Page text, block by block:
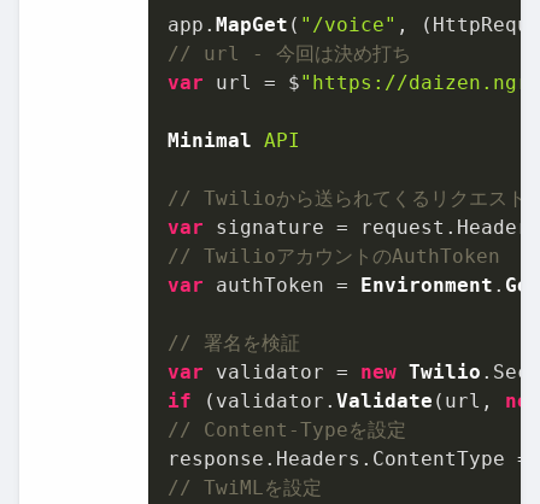
app. MapGet ( "/voice" , (
// url - 今回は決め打ち
var url = $"https://
Minimal API
// Twilioから送られてくるリクエストの
var signature = request. Headers
// TwilioアカウントのAuthToken
var authToken = Environment .
// 署名を検証
var validator = new Twilio .
if (validator. Validate (url, new
// Content-Typeを設定
response. Headers . ContentType =
// TwiMLを設定